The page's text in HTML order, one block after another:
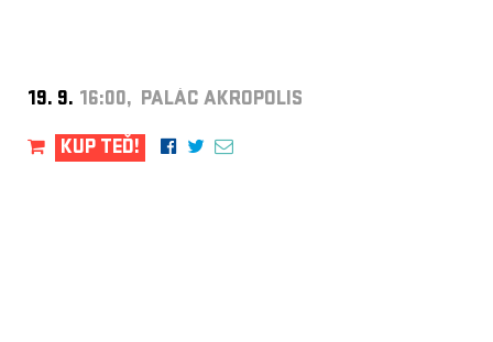
19. 9. 16:00, PALÁC AKROPOLIS
KUP TEĎ!